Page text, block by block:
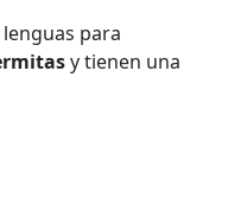
para
y tienen una